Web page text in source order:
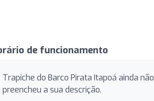
de funcionamento
Trapiche do Barco Pirata Itapoá ainda não
preencheu a sua descrição.